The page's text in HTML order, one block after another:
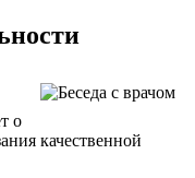
о
качественной